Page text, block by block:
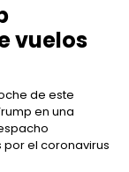
vuelos
de este
en una
por el coronavirus